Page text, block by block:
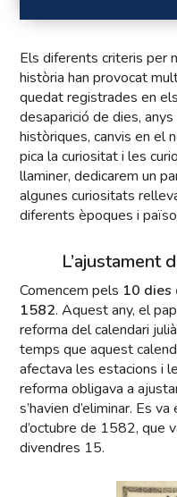
Els diferents criteris per
història han provocat
quedat registrades en
desaparició de dies,
històriques, canvis en el
pica la curiositat i les
llaminer, dedicarem un
algunes curiositats
diferents èpoques i
L’ajustament
Comencem pels 10 dies
1582. Aquest any, el
reforma del calendari
temps que aquest
afectava les estacions i
reforma obligava a
s’havien d’eliminar. Es
d’octubre de 1582, que
divendres 15.